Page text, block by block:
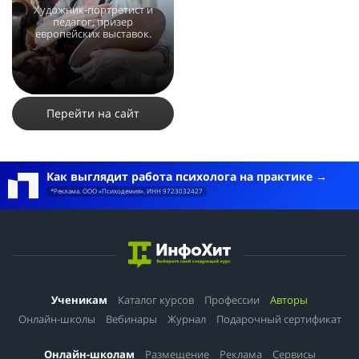
Художник-портретист и
педагог, призер
европейских выставок.
11780
Перейти на сайт
Как выглядит работа психолога на практике
*Реклама. ООО «Психодемия». ИНН 9723032427
Ученикам Каталог курсов Профессии
Авторы
Онлайн-школы
Вебинары Журнал Подарочный сертификат
Онлайн-школам Размещение Реклама Сервисы